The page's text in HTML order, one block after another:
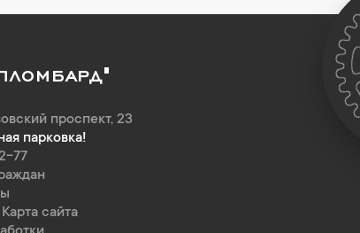
проспект, 23
парковка!
77
Карта сайта